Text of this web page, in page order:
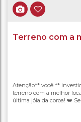
Terreno com a
Atenção** você **
terreno com a melhor
última jóia da coroa! 👑 Será o
Abriremos venda de
lançamento! Metragem